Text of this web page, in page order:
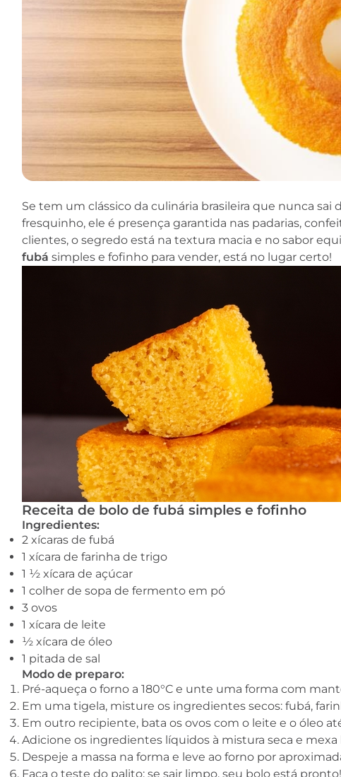
Se tem um clássico da culinária brasileira que nunca
fresquinho, ele é presença garantida nas padarias,
clientes, o segredo está na textura macia e no sabor
fubá simples e fofinho para vender, está no lugar certo!
Receita de bolo de fubá simples e fofinho
Ingredientes:
2 xícaras de fubá
1 xícara de farinha de trigo
1 ½ xícara de açúcar
1 colher de sopa de fermento em pó
3 ovos
1 xícara de leite
½ xícara de óleo
1 pitada de sal
Modo de preparo:
Pré-aqueça o forno a 180°C e unte uma forma com
Em uma tigela, misture os ingredientes secos: fubá,
Em outro recipiente, bata os ovos com o leite e o óleo
Adicione os ingredientes líquidos à mistura seca e
Despeje a massa na forma e leve ao forno por
Faça o teste do palito: se sair limpo, seu bolo está pronto!